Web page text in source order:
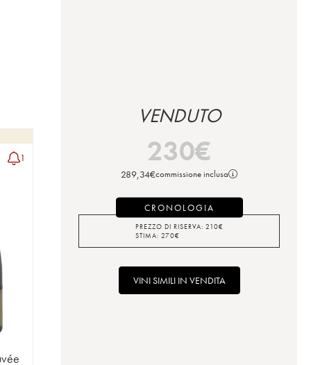
1
VENDUTO
230€
289,34€commissione inclusa
CRONOLOGIA
PREZZO DI RISERVA: 210€
STIMA: 270€
VINI SIMILI IN VENDITA